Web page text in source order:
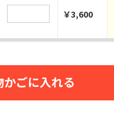
￥3,600
かごに入れる